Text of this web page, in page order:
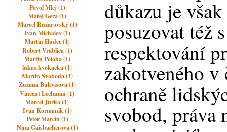
Pavol Mlej (1)
Matej Gera (1)
Marcel Ružarovský (1)
Ivan Michalov (1)
Martin Hudec (1)
Robert Vrablica (1)
Martin Poloha (1)
lukas.kvokacka (1)
Martin Svoboda (1)
Zuzana Bukvisova (1)
Vincent Lechman (1)
Marcel Jurko (1)
Ivan Kormaník (1)
Peter Marcin (1)
Nina Gaisbacherova (1)
důkazu je
posuzovat též
respektování
zakotveného
ochraně
svobod, práva